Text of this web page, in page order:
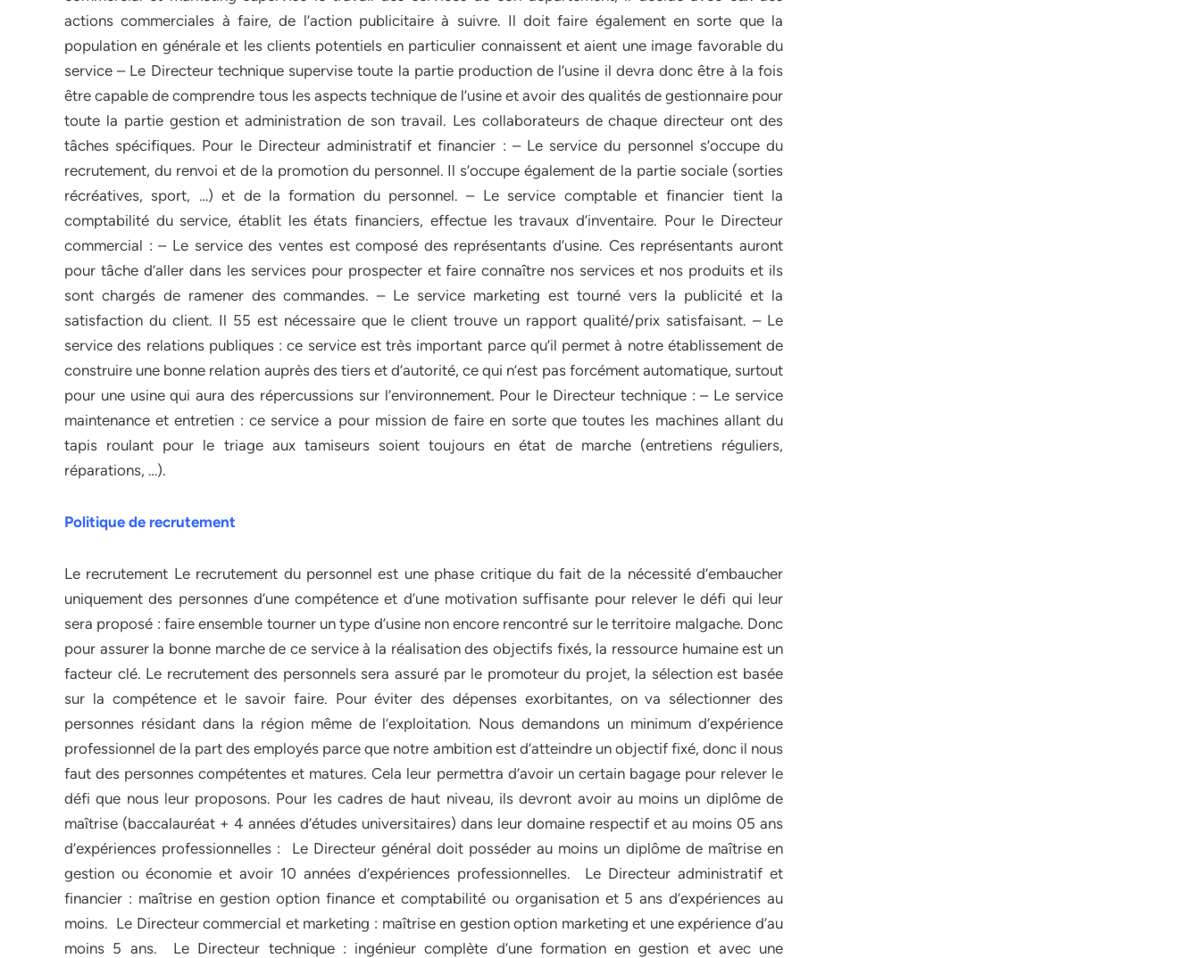
actions commerciales à faire, de l’action publicitaire à suivre. Il doit faire également en sorte que la
population en générale et les clients potentiels en particulier connaissent et aient une image favorable du
service – Le Directeur technique supervise toute la partie production de l’usine il devra donc être à la fois
être capable de comprendre tous les aspects technique de l’usine et avoir des qualités de gestionnaire pour
toute la partie gestion et administration de son travail. Les collaborateurs de chaque directeur ont des
tâches spécifiques. Pour le Directeur administratif et financier : – Le service du personnel s’occupe du
recrutement, du renvoi et de la promotion du personnel. Il s’occupe également de la partie sociale (sorties
récréatives, sport, …) et de la formation du personnel. – Le service comptable et financier tient la
comptabilité du service, établit les états financiers, effectue les travaux d’inventaire. Pour le Directeur
commercial : – Le service des ventes est composé des représentants d’usine. Ces représentants auront
pour tâche d’aller dans les services pour prospecter et faire connaître nos services et nos produits et ils
sont chargés de ramener des commandes. – Le service marketing est tourné vers la publicité et la
satisfaction du client. Il 55 est nécessaire que le client trouve un rapport qualité/prix satisfaisant. – Le
service des relations publiques : ce service est très important parce qu’il permet à notre établissement de
construire une bonne relation auprès des tiers et d’autorité, ce qui n’est pas forcément automatique, surtout
pour une usine qui aura des répercussions sur l’environnement. Pour le Directeur technique : – Le service
maintenance et entretien : ce service a pour mission de faire en sorte que toutes les machines allant du
tapis roulant pour le triage aux tamiseurs soient toujours en état de marche (entretiens réguliers,
réparations, …).
Politique de recrutement
Le recrutement Le recrutement du personnel est une phase critique du fait de la nécessité d’embaucher
uniquement des personnes d’une compétence et d’une motivation suffisante pour relever le défi qui leur
sera proposé : faire ensemble tourner un type d’usine non encore rencontré sur le territoire malgache. Donc
pour assurer la bonne marche de ce service à la réalisation des objectifs fixés, la ressource humaine est un
facteur clé. Le recrutement des personnels sera assuré par le promoteur du projet, la sélection est basée
sur la compétence et le savoir faire. Pour éviter des dépenses exorbitantes, on va sélectionner des
personnes résidant dans la région même de l’exploitation. Nous demandons un minimum d’expérience
professionnel de la part des employés parce que notre ambition est d’atteindre un objectif fixé, donc il nous
faut des personnes compétentes et matures. Cela leur permettra d’avoir un certain bagage pour relever le
défi que nous leur proposons. Pour les cadres de haut niveau, ils devront avoir au moins un diplôme de
maîtrise (baccalauréat + 4 années d’études universitaires) dans leur domaine respectif et au moins 05 ans
d’expériences professionnelles : Le Directeur général doit posséder au moins un diplôme de maîtrise en
gestion ou économie et avoir 10 années d’expériences professionnelles. Le Directeur administratif et
financier : maîtrise en gestion option finance et comptabilité ou organisation et 5 ans d’expériences au
moins. Le Directeur commercial et marketing : maîtrise en gestion option marketing et une expérience d’au
moins 5 ans. Le Directeur technique : ingénieur complète d’une formation en gestion et avec une